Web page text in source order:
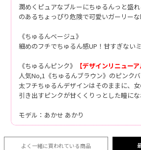
潤めくピュアなブルーにちゅるんっと盛
のあるちょっぴり危険で可愛いガーリー
《ちゅるんベージュ》
細めのフチでちゅるん感UP！甘すぎない
《ちゅるんピンク》
【デザインリニューア
人気No,1《ちゅるんブラウン》のピンク
太フチちゅるんデザインはそのままに、
引き出すピンクが甘くくりっとした瞳にな
モデル：あかせ あかり
よく一緒に買われている商品